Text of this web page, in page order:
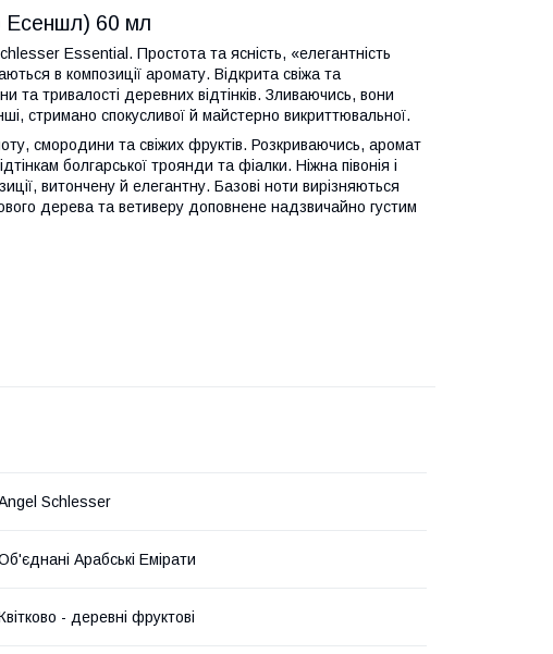
Есеншл) 60 мл
Essential. Простота та ясність, «елегантність
в композиції аромату. Відкрита свіжа та
та тривалості деревних відтінків. Зливаючись, вони
стримано спокусливої й майстерно викриттювальної.
смородини та свіжих фруктів. Розкриваючись, аромат
болгарської троянди та фіалки. Ніжна півонія і
витончену й елегантну. Базові ноти вирізняються
дерева та ветиверу доповнене надзвичайно густим
Schlesser
Арабські Емірати
- деревні фруктові